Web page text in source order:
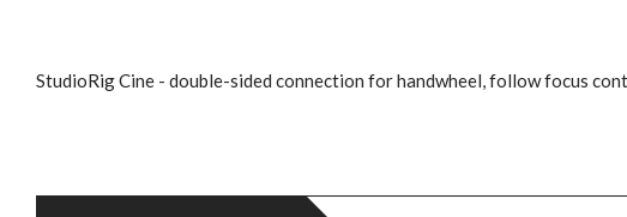
StudioRig Cine - double-sided connection for handwheel, follow focus